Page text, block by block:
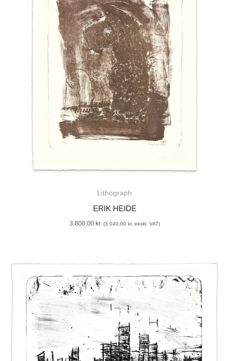
Lithograph
ERIK HEIDE
3.800,00 kr. (3.040,00 kr. ekskl. VAT)